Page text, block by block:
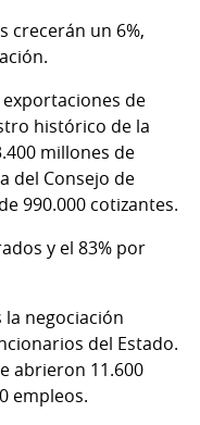
crecerán un 6%,
de
histórico de la
millones de
del Consejo de
990.000 cotizantes.
y el 83% por
negociación
del Estado.
abrieron 11.600
empleos.